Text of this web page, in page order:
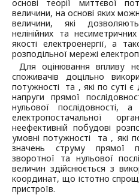
основі теорії миттєвої
величини, на основі яких
величини, які
нелінійних та
якості електроенергії, а
розподільної мережі
Для оцінювання впливу
споживачів доцільно
потужності та , які по суті
напруги прямої
нульової послідовності,
електропостачальної
неефективній побудові
умовні потужності та , які
значень струму прямої
зворотної та нульової
величин здійснюється з
координат, що істотно
пристроїв.